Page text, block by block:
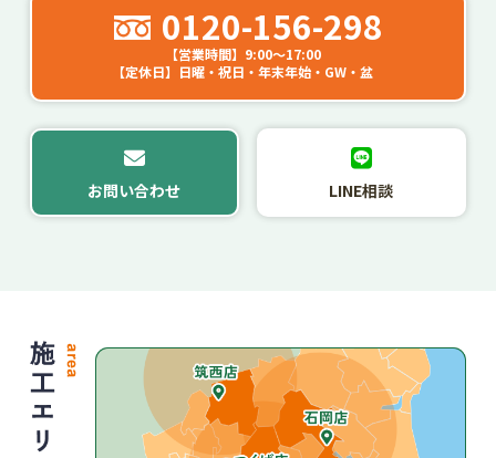
0120-156-298
【営業時間】9:00～17:00
【定休日】日曜・祝日・年末年始・GW・盆
お問い合わせ LINE相談